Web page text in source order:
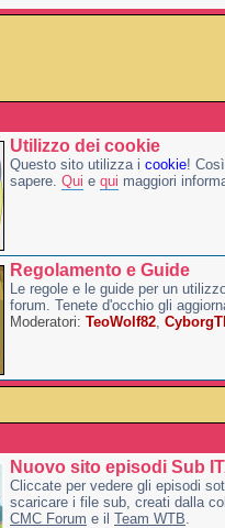
Utilizzo dei cookie
Questo sito utilizza i cookie!
sapere. Qui e qui maggiori
Regolamento e Guide
Le regole e le guide per un
forum. Tenete d'occhio gli
Moderatori: TeoWolf82,
Nuovo sito episodi Sub
Cliccate per vedere gli episodi
scaricare i file sub, creati dalla
CMC Forum e il Team WTB.